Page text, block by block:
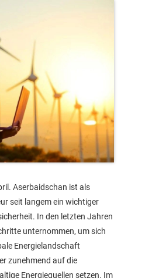
Aserbaidschan ist als
seit langem ein wichtiger
In den letzten Jahren
unternommen, um sich
Energielandschaft
zunehmend auf die
Energiequellen setzen. Im